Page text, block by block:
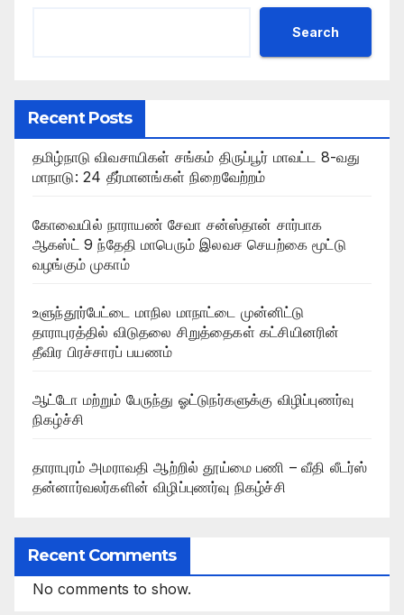
Search
Recent Posts
தமிழ்நாடு விவசாயிகள் சங்கம் திருப்பூர் மாவட்ட 8-வது
மாநாடு: 24 தீர்மானங்கள் நிறைவேற்றம்
கோவையில் நாராயண் சேவா சன்ஸ்தான் சார்பாக
ஆகஸ்ட் 9 ந்தேதி மாபெரும் இலவச செயற்கை மூட்டு
வழங்கும் முகாம்
உளுந்தூர்பேட்டை மாநில மாநாட்டை முன்னிட்டு
தாராபுரத்தில் விடுதலை சிறுத்தைகள் கட்சியினரின்
தீவிர பிரச்சாரப் பயணம்
ஆட்டோ மற்றும் பேருந்து ஓட்டுநர்களுக்கு விழிப்புணர்வு
நிகழ்ச்சி
தாராபுரம் அமராவதி ஆற்றில் தூய்மை பணி – வீதி லீடர்ஸ்
தன்னார்வலர்களின் விழிப்புணர்வு நிகழ்ச்சி
Recent Comments
No comments to show.